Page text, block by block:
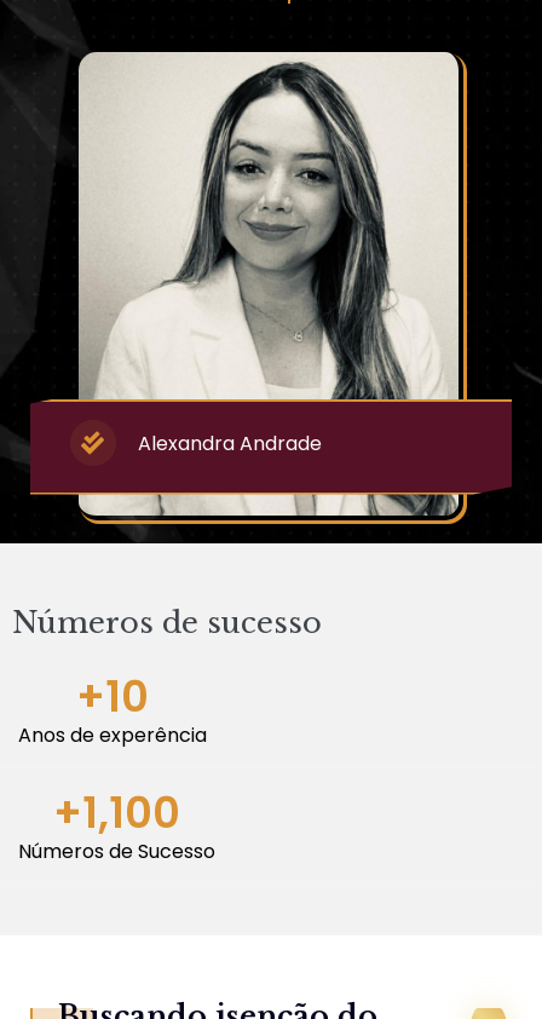
Alexandra Andrade
Números de sucesso
Anos de experência
+10
Números de Sucesso
+1,100